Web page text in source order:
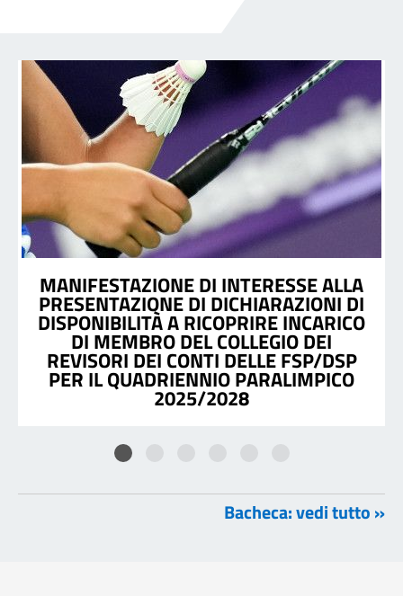
MANIFESTAZIONE DI INTERESSE ALLA
PRESENTAZIONE DI DICHIARAZIONI DI
DISPONIBILITÀ A RICOPRIRE INCARICO
DI MEMBRO DEL COLLEGIO DEI
REVISORI DEI CONTI DELLE FSP/DSP
PER IL QUADRIENNIO PARALIMPICO
2025/2028
Bacheca: vedi tutto »